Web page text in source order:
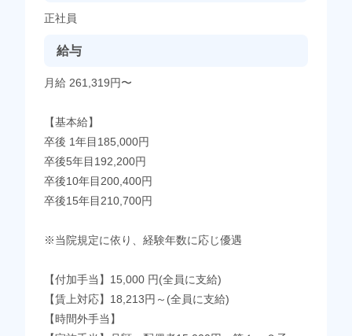
正社員
給与
月給 261,319円〜
【基本給】
卒後 1年目185,000円
卒後5年目192,200円
卒後10年目200,400円
卒後15年目210,700円
※当院規定に依り、経験年数に応じ優遇
【付加手当】15,000 円(全員に支給)
【賃上対応】18,213円～(全員に支給)
【時間外手当】